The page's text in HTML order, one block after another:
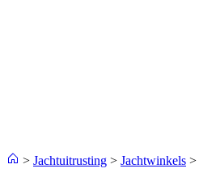
> Jachtuitrusting > Jachtwinkels >